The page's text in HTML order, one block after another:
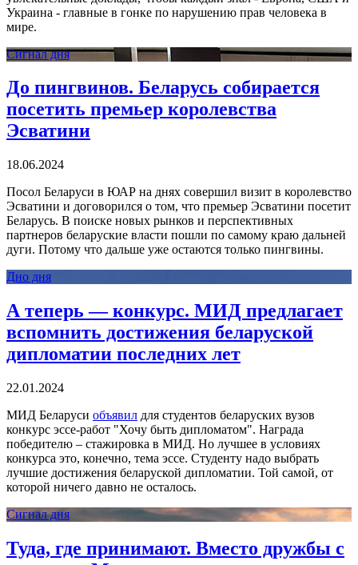
Украина - главные в гонке по нарушению прав человека в
мире.
Сигнал дня
До пингвинов. Беларусь собирается
посетить премьер королевства
Эсватини
18.06.2024
Посол Беларуси в ЮАР на днях совершил визит в королевство
Эсватини и договорился о том, что премьер Эсватини посетит
Беларусь. В поиске новых рынков и перспективных
партнеров беларуские власти пошли по самому краю дальней
дуги. Потому что дальше уже остаются только пингвины.
Дно дня
А теперь — конкурс. МИД предлагает
вспомнить достижения беларуской
дипломатии последних лет
22.01.2024
МИД Беларуси объявил для студентов беларуских вузов
конкурс эссе-работ "Хочу быть дипломатом". Награда
победителю – стажировка в МИД. Но лучшее в условиях
конкурса это, конечно, тема эссе. Студенту надо выбрать
лучшие достижения беларуской дипломатии. Той самой, от
которой ничего давно не осталось.
Сигнал дня
Туда, где принимают. Вместо дружбы с